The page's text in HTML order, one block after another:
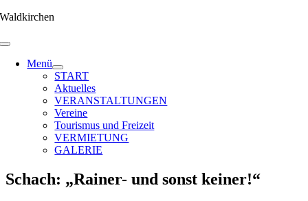
Zum
springen
Waldkirchen
Menü
START
Aktuelles
VERANSTALTUNGEN
Vereine
Tourismus und Freizeit
VERMIETUNG
GALERIE
Schach: „Rainer- und sonst keiner!“